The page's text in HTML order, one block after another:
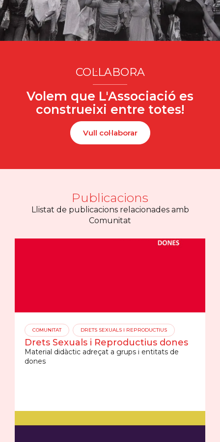
COL·LABORA
Volem que L'Associació es
construeixi entre totes!
Vull col·laborar
Publicacions
Llistat de publicacions relacionades amb
Comunitat
COMUNITAT DRETS SEXUALS I REPRODUCTIUS
Drets Sexuals i Reproductius dones
Material didàctic adreçat a grups i entitats de
dones